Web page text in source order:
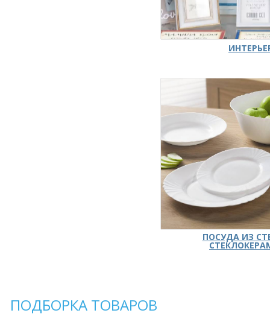
ПОСУДА ИЗ
ПОДБОРКА ТОВАРОВ